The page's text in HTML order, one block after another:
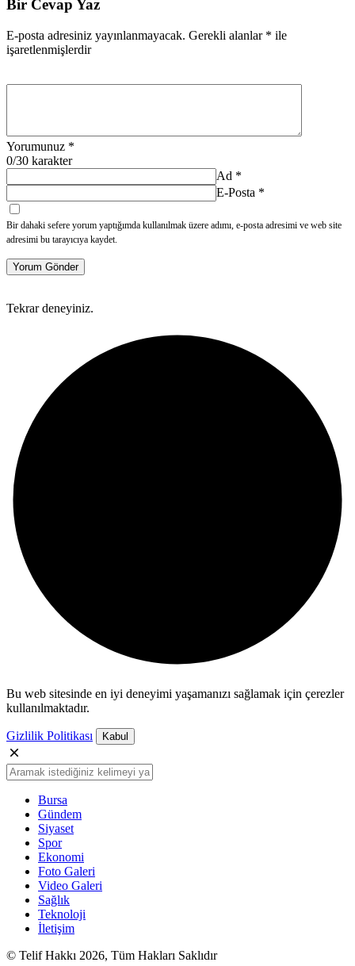
Bir Cevap Yaz
E-posta adresiniz yayınlanmayacak. Gerekli alanlar * ile
işaretlenmişlerdir
Yorumunuz *
0/30 karakter
Ad *
E-Posta *
Bir dahaki sefere yorum yaptığımda kullanılmak üzere adımı, e-posta adresimi ve web site
adresimi bu tarayıcıya kaydet.
Yorum Gönder
Tekrar deneyiniz.
Bu web sitesinde en iyi deneyimi yaşamanızı sağlamak için çerezler
kullanılmaktadır.
Gizlilik Politikası Kabul
Bursa
Gündem
Siyaset
Spor
Ekonomi
Foto Galeri
Video Galeri
Sağlık
Teknoloji
İletişim
© Telif Hakkı 2026, Tüm Hakları Saklıdır